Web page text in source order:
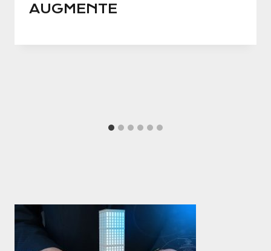
AUGMENTE